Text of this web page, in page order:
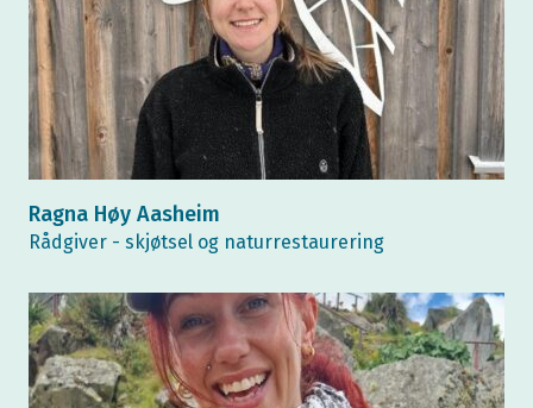
Ragna Høy Aasheim
Rådgiver - skjøtsel og naturrestaurering